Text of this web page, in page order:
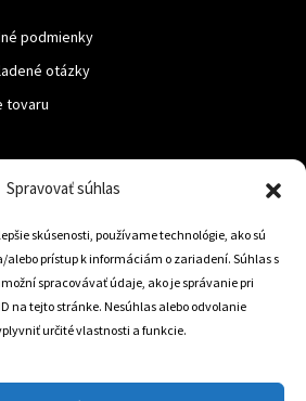
Spravovať súhlas
skúsenosti, používame technológie, ako sú
alebo prístup k informáciám o zariadení. Súhlas s
spracovávať údaje, ako je správanie pri
na tejto stránke. Nesúhlas alebo odvolanie
určité vlastnosti a funkcie.
podmienky
otázky
tovaru
806 234